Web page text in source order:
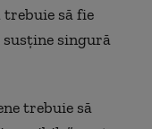
trebuie să fie
singură
trebuie să